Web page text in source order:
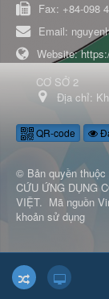
Fax: +84-098
Email:
Website:
CƠ SỞ 2
Địa chỉ:
QR-code
© Bản quyền thuộc
CỨU ỨNG DỤNG
VIỆT. Mã nguồn
khoản sử dụng